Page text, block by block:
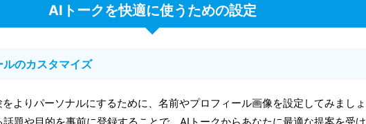
AIトークを快適に使うための設定
ルのカスタマイズ
よりパーソナルにするために、名前やプロフィール画像を設定してみましょ